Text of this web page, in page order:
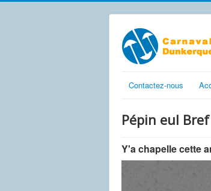
Contactez-nous
Pépin eul
Y'a chapelle cette